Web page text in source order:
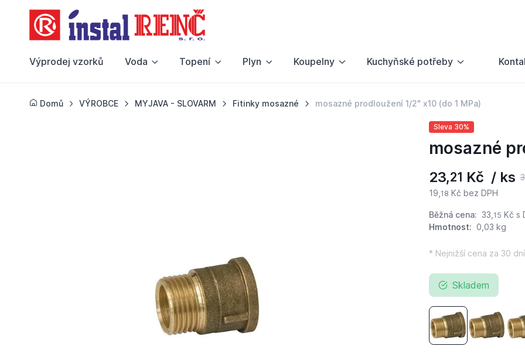
Výprodej vzorků Voda Topení Plyn Koupelny Kuchyňské potřeby
Domů VÝROBCE MYJAVA - SLOVARM Fitinky mosazné mosazné prodloužení 1/2" x10 (do 1 MPa)
Sleva 30%
mosazné
23,21 Kč / ks
19, 18 Kč bez DPH
Běžná cena: 33, 15 Kč s
Hmotnost: 0,03 kg
* Nejnižší cena za 30 dní
Skladem
mosazné mosazné